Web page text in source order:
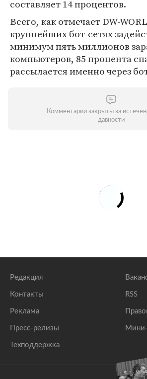
составляет 14 процентов.
Всего, как отмечает DW-
крупнейших бот-сетях
минимум пять миллионов
компьютеров, 85 процента
рассылается именно через
Комментарии закрыты за
давности
Редакция
Контакты
Реклама
Пресс-релизы
Техподдержка
RSS